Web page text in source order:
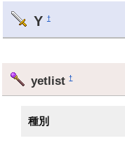
Y †
yetlist†
種別